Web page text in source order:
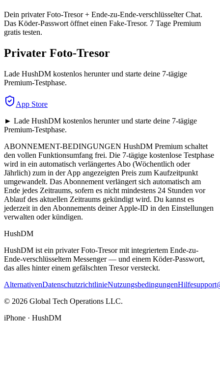
Dein privater Foto-Tresor + Ende-zu-Ende-verschlüsselter Chat.
Das Köder-Passwort öffnet einen Fake-Tresor. 7 Tage Premium
gratis testen.
Privater Foto-Tresor
Lade HushDM kostenlos herunter und starte deine 7-tägige
Premium-Testphase.
App Store
► Lade HushDM kostenlos herunter und starte deine 7-tägige
Premium-Testphase.
ABONNEMENT-BEDINGUNGEN HushDM Premium schaltet
den vollen Funktionsumfang frei. Die 7-tägige kostenlose Testphase
wird in ein automatisch verlängertes Abo (Wöchentlich oder
Jährlich) zum in der App angezeigten Preis zum Kaufzeitpunkt
umgewandelt. Das Abonnement verlängert sich automatisch am
Ende jedes Zeitraums, sofern es nicht mindestens 24 Stunden vor
Ablauf des aktuellen Zeitraums gekündigt wird. Du kannst es
jederzeit in den Abonnements deiner Apple-ID in den Einstellungen
verwalten oder kündigen.
HushDM
HushDM ist ein privater Foto-Tresor mit integriertem Ende-zu-
Ende-verschlüsseltem Messenger — und einem Köder-Passwort,
das alles hinter einem gefälschten Tresor versteckt.
AlternativenDatenschutzrichtlinieNutzungsbedingungenHilfe
© 2026 Global Tech Operations LLC.
iPhone · HushDM